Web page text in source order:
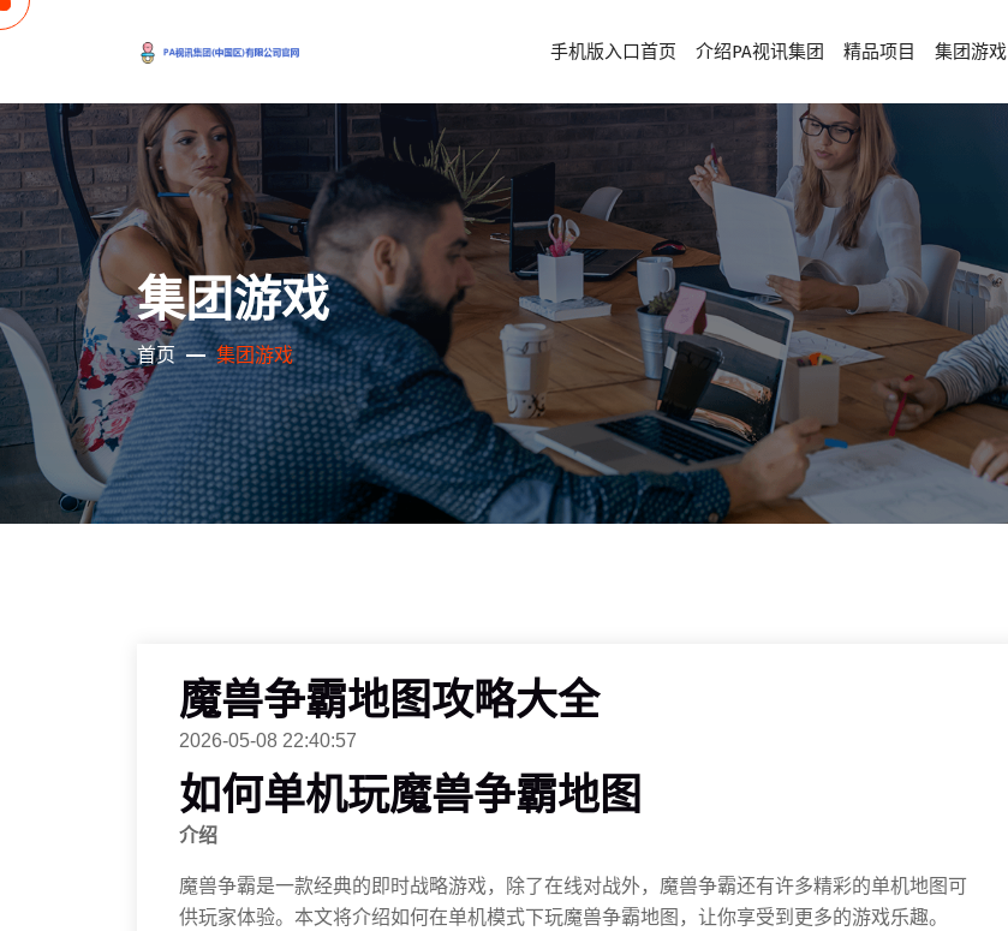
手机版入口首页 介绍PA视讯集团 精品项目 集团游戏
集团游戏
首页 集团游戏
魔兽争霸地图攻略大全
2026-05-08 22:40:57
如何单机玩魔兽争霸地图
介绍
魔兽争霸是一款经典的即时战略游戏，除了在线对战外，魔兽争霸还有许多精彩的单机地图可
供玩家体验。本文将介绍如何在单机模式下玩魔兽争霸地图，让你享受到更多的游戏乐趣。